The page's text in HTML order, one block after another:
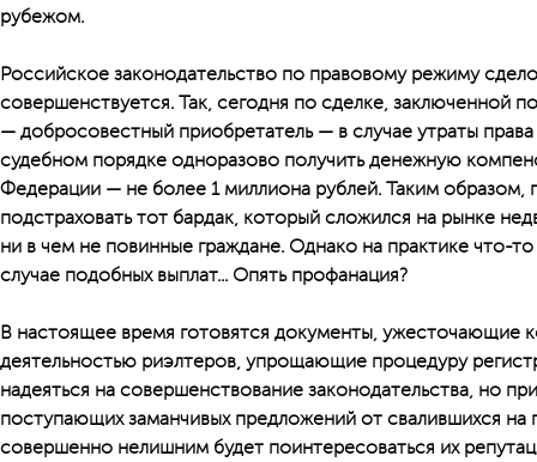
рубежом.
Российское законодательство по правовому режиму
совершенствуется. Так, сегодня по сделке, заключенной
— добросовестный приобретатель — в случае утраты
судебном порядке одноразово получить денежную
Федерации — не более 1 миллиона рублей. Таким образом,
подстраховать тот бардак, который сложился на рынке
ни в чем не повинные граждане. Однако на практике что-
случае подобных выплат... Опять профанация?
В настоящее время готовятся документы, ужесточающие
деятельностью риэлтеров, упрощающие процедуру
надеяться на совершенствование законодательства, но
поступающих заманчивых предложений от свалившихся на
совершенно нелишним будет поинтересоваться их